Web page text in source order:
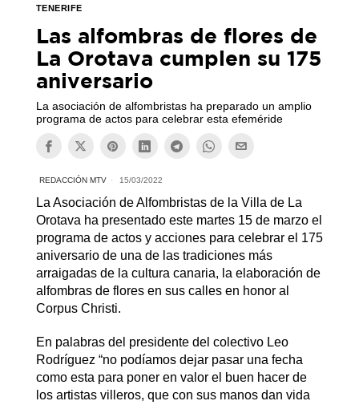
TENERIFE
Las alfombras de flores de
La Orotava cumplen su 175
aniversario
La asociación de alfombristas ha preparado un amplio
programa de actos para celebrar esta efeméride
REDACCIÓN MTV 15/03/2022
La Asociación de Alfombristas de la Villa de La
Orotava ha presentado este martes 15 de marzo el
programa de actos y acciones para celebrar el 175
aniversario de una de las tradiciones más
arraigadas de la cultura canaria, la elaboración de
alfombras de flores en sus calles en honor al
Corpus Christi.
En palabras del presidente del colectivo Leo
Rodríguez “no podíamos dejar pasar una fecha
como esta para poner en valor el buen hacer de
los artistas villeros, que con sus manos dan vida